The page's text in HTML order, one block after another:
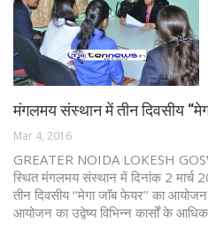
मंगलमय संस्थान में तीन दिवसीय
Mar 4, 2016
GREATER NOIDA LOKESH
स्थित मंगलमय संस्थान में दिनांक 2 मार्च
तीन दिवसीय ‘‘मेगा जाॅब फेयर’’ का
आयोजन का उद्वेष्य विभिन्न कार्सों के